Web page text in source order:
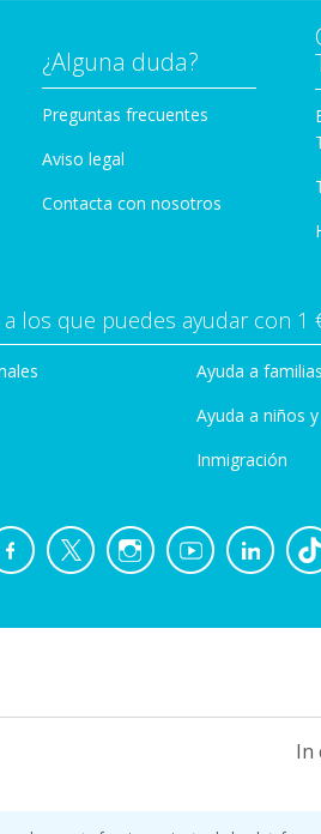
¿Alguna duda?
Preguntas frecuentes
Aviso legal
Contacta con nosotros
los que puedes ayudar con 1
Ayuda a familias
Ayuda a niños
Inmigración
In